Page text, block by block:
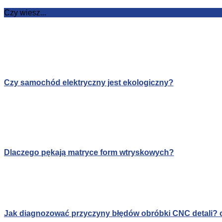
Czy wiesz...
Czy samochód elektryczny jest ekologiczny?
Dlaczego pękają matryce form wtryskowych?
Jak diagnozować przyczyny błędów obróbki CNC detali?